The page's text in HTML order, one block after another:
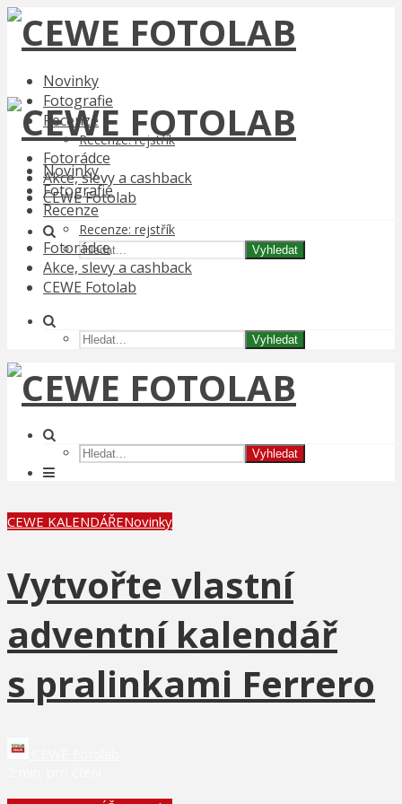
Novinky
Fotografie
Recenze
Recenze: rejstřík
Fotorádce
Akce, slevy a cashback
CEWE Fotolab
Vyhledat
Novinky
Fotografie
Recenze
Recenze: rejstřík
Fotorádce
Akce, slevy a cashback
CEWE Fotolab
Vyhledat
Vyhledat
CEWE KALENDÁŘENovinky
Vytvořte vlastní
adventní kalendář
s pralinkami Ferrero